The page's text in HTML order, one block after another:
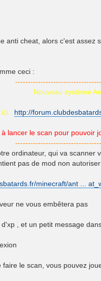
anti cheat, alors c'est
ceci :
Nouveau système
: http://
à lancer le scan pour pouvoir
ordinateur, qui va scanner
pas de mod non autoriser
minecraft/ant ...
ne vous embêtera pas
, et un petit message
le scan, vous pouvez